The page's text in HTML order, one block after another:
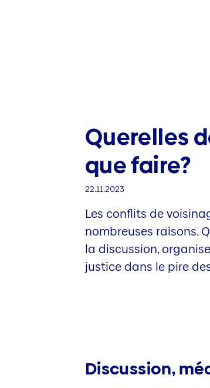
Querelles
que faire?
22.11.2023
Les conflits de
nombreuses raisons.
la discussion,
justice dans le pire
Discussion,